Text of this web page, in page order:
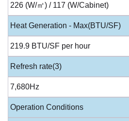
226 (W/㎡) / 117 (W/Cabinet)
Heat Generation - Max(BTU/SF)
219.9 BTU/SF per hour
Refresh rate(3)
7,680Hz
Operation Conditions